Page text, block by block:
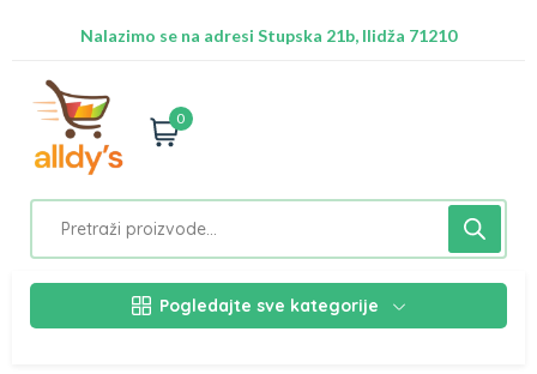
Nalazimo se na adresi Stupska 21b, Ilidža 71210
0
Pogledajte sve kategorije